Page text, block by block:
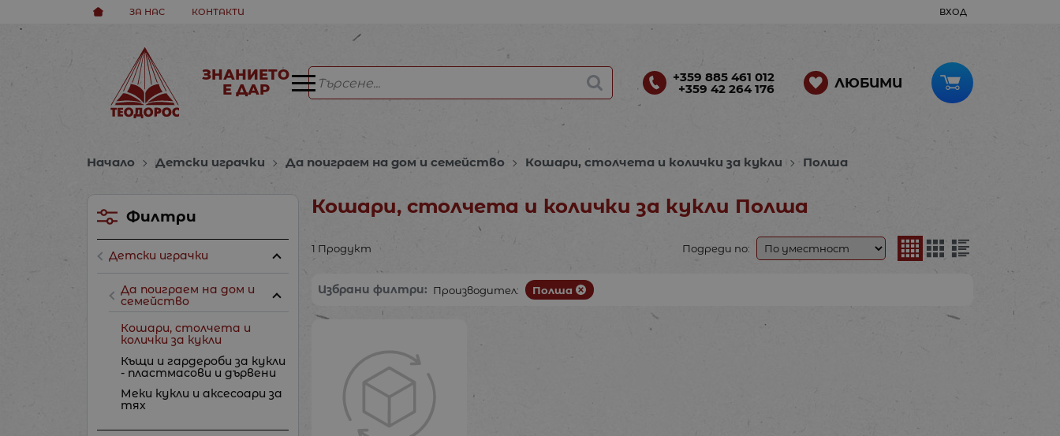
ЗА НАС КОНТАКТИ ВХОД
ЗНАНИЕТО
Е ДАР
+359 885 461 012
+359 42 264 176 ЛЮБИМИ
Начало Детски играчки Да поиграем на дом и семейство Кошари, столчета и колички за кукли Полша
Кошари, столчета и колички за кукли Полша
1 Продукт Подреди по:
Избрани филтри: Производител: Полша
Филтри
Детски играчки
Да поиграем на дом и
семейство
Кошари, столчета и
колички за кукли
Къщи и гардероби за кукли
- пластмасови и дървени
Меки кукли и аксесоари за
тях